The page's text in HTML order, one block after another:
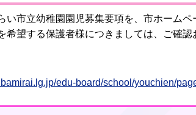
い市立幼稚園園児募集要項を、市ホームペ
希望する保護者様につきましては、ご確認
edu-board/school/youchien/